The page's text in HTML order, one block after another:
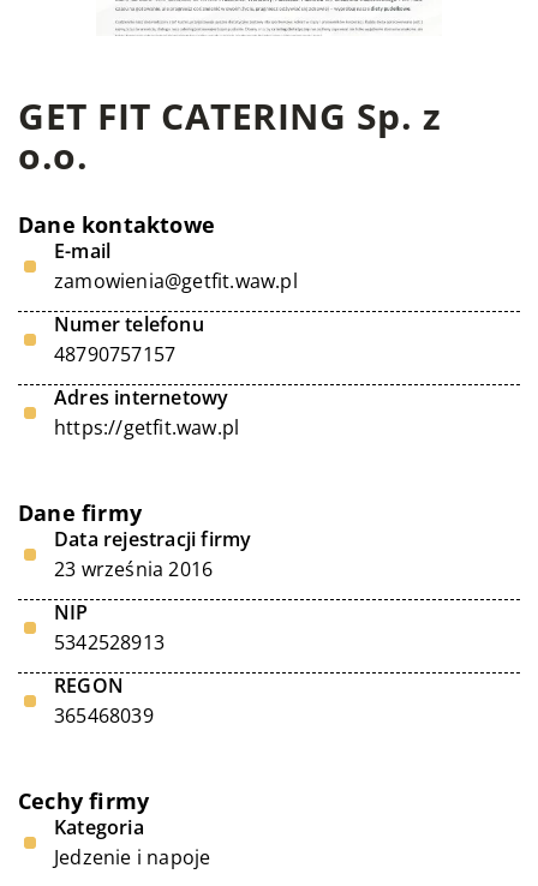
GET FIT CATERING Sp. z
o.o.
Dane kontaktowe
E-mail
zamowienia@getfit.waw.pl
Numer telefonu
48790757157
Adres internetowy
https://getfit.waw.pl
Dane firmy
Data rejestracji firmy
23 września 2016
NIP
5342528913
REGON
365468039
Cechy firmy
Kategoria
Jedzenie i napoje